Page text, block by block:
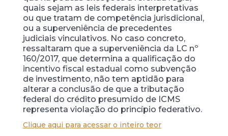
quais sejam as leis federais interpretativas
ou que tratam de competência jurisdicional,
ou a superveniência de precedentes
judiciais vinculativos. No caso concreto,
ressaltaram que a superveniência da LC nº
160/2017, que determina a qualificação do
incentivo fiscal estadual como subvenção
de investimento, não tem aptidão para
alterar a conclusão de que a tributação
federal do crédito presumido de ICMS
representa violação do princípio federativo.
Clique aqui para acessar o inteiro teor